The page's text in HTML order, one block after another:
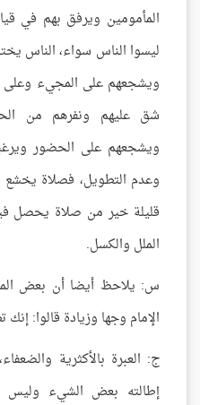
المأمومين ويرفق بهم في
ليسوا الناس سواء، الناس
ويشجعهم على المجيء وعلى
شق عليهم ونفرهم من
ويشجعهم على الحضور
وعدم التطويل، فصلاة يخشع
قليلة خير من صلاة يحصل
الملل والكسل.
س: يلاحظ أيضا أن بعض
الإمام وجها وزيادة قالوا:
ج: العبرة بالأكثرية
إطالته بعض الشيء